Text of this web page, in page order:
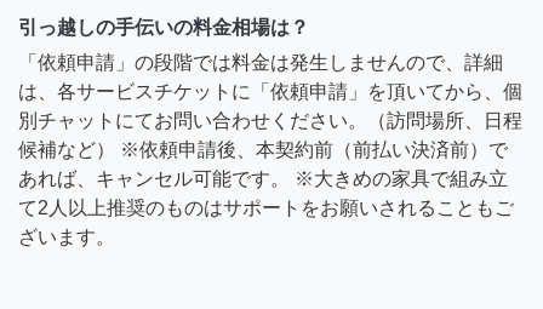
引っ越しの手伝いの料金相場は？
「依頼申請」の段階では料金は発生しませんので、詳細
は、各サービスチケットに「依頼申請」を頂いてから、個
別チャットにてお問い合わせください。（訪問場所、日程
候補など） ※依頼申請後、本契約前（前払い決済前）で
あれば、キャンセル可能です。 ※大きめの家具で組み立
て2人以上推奨のものはサポートをお願いされることもご
ざいます。